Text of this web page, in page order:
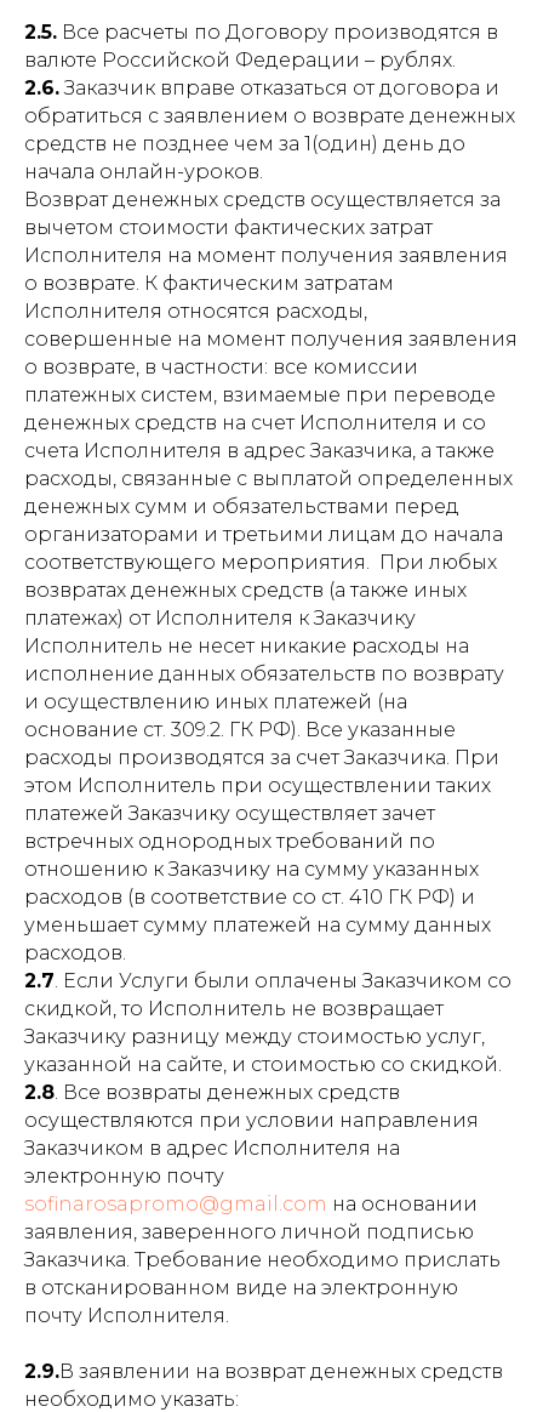
2.5. Все расчеты по Договору производятся в
валюте Российской Федерации – рублях.
2.6.Заказчик вправе отказаться от договора и
обратиться с заявлением о возврате денежных
средств не позднее чем за 1(один) день до
начала онлайн-уроков.
Возврат денежных средств осуществляется за
вычетом стоимости фактических затрат
Исполнителя на момент получения заявления
о возврате. К фактическим затратам
Исполнителя относятся расходы,
совершенные на момент получения заявления
о возврате, в частности: все комиссии
платежных систем, взимаемые при переводе
денежных средств на счет Исполнителя и со
счета Исполнителя в адрес Заказчика, а также
расходы, связанные с выплатой определенных
денежных сумм и обязательствами перед
организаторами и третьими лицам до начала
соответствующего мероприятия. При любых
возвратах денежных средств (а также иных
платежах) от Исполнителя к Заказчику
Исполнитель не несет никакие расходы на
исполнение данных обязательств по возврату
и осуществлению иных платежей (на
основание ст. 309.2. ГК РФ). Все указанные
расходы производятся за счет Заказчика. При
этом Исполнитель при осуществлении таких
платежей Заказчику осуществляет зачет
встречных однородных требований по
отношению к Заказчику на сумму указанных
расходов (в соответствие со ст. 410 ГК РФ) и
уменьшает сумму платежей на сумму данных
расходов.
2.7. Если Услуги были оплачены Заказчиком со
скидкой, то Исполнитель не возвращает
Заказчику разницу между стоимостью услуг,
указанной на сайте, и стоимостью со скидкой.
2.8. Все возвраты денежных средств
осуществляются при условии направления
Заказчиком в адрес Исполнителя на
электронную почту
sofinarosapromo@gmail.com на основании
заявления, заверенного личной подписью
Заказчика. Требование необходимо прислать
в отсканированном виде на электронную
почту Исполнителя.
2.9.В заявлении на возврат денежных средств
необходимо указать: